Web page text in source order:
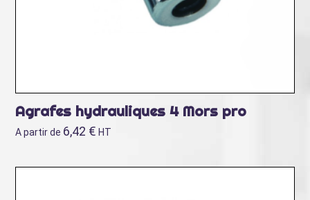
Agrafes hydrauliques 4 Mors pro
A partir de 6,42 € HT